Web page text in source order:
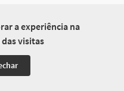
a experiência na
visitas